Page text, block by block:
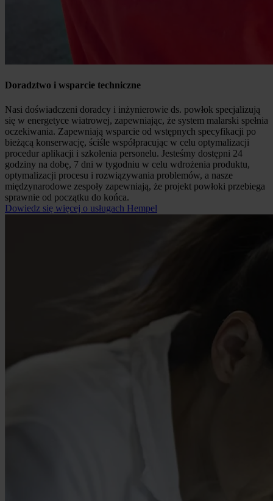
Doradztwo i wsparcie techniczne
Nasi doświadczeni doradcy i inżynierowie ds. powłok specjalizują
się w energetyce wiatrowej, zapewniając, że system malarski spełnia
oczekiwania. Zapewniają wsparcie od wstępnych specyfikacji po
bieżącą konserwację, ściśle współpracując w celu optymalizacji
procedur aplikacji i szkolenia personelu. Jesteśmy dostępni 24
godziny na dobę, 7 dni w tygodniu w celu wdrożenia produktu,
optymalizacji procesu i rozwiązywania problemów, a nasze
międzynarodowe zespoły zapewniają, że projekt powłoki przebiega
sprawnie od początku do końca.
Dowiedz się więcej o usługach Hempel